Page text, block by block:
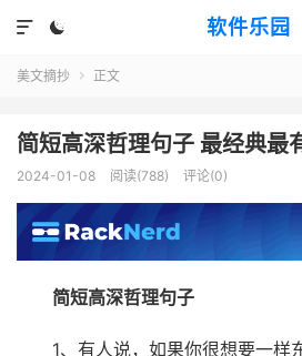
软件乐园


美文摘抄  正文
简短高深哲理句子 最经典最
2024-01-08 阅读(788) 评论(0)
简短高深哲理句子
1、有人说，如果你很想要一样